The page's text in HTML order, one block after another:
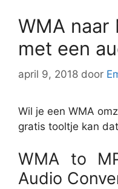
WMA naar
met een
april 9, 2018 door
Wil je een WMA
gratis tooltje kan
WMA to
Audio